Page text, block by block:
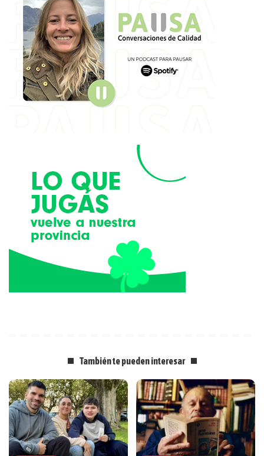
También te pueden interesar